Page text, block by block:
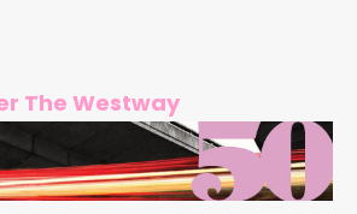
The Westway